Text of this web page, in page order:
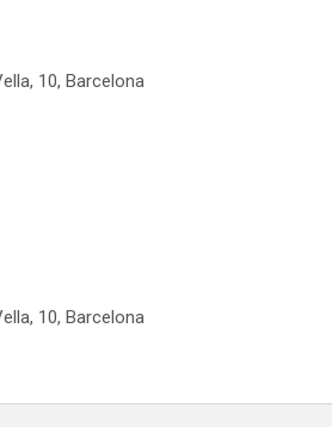
10, Barcelona
10, Barcelona